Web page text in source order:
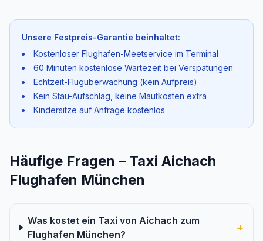
Unsere Festpreis-Garantie beinhaltet:
Kostenloser Flughafen-Meetservice im Terminal
60 Minuten kostenlose Wartezeit bei Verspätungen
Echtzeit-Flugüberwachung (kein Aufpreis)
Kein Stau-Aufschlag, keine Mautkosten extra
Kindersitze auf Anfrage kostenlos
Häufige Fragen – Taxi Aichach
Flughafen München
Was kostet ein Taxi von Aichach zum
Flughafen München?
+